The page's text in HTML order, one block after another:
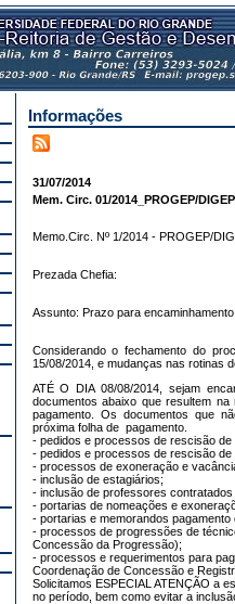
Informações
31/07/2014
Mem. Circ. 01/2014_PROGEP/DIGEP
Memo.Circ. Nº 1/2014 - PROGEP/
Prezada Chefia:
Assunto: Prazo para
Considerando o fechamento do
15/08/2014, e mudanças nas rotinas
ATÉ O DIA 08/08/2014, sejam
documentos abaixo que resultem
pagamento. Os documentos que
próxima folha de pagamento.
- pedidos e processos de rescisão
- pedidos e processos de rescisão
- processos de exoneração e
- inclusão de estagiários;
- inclusão de professores
- portarias de nomeações e
- portarias e memorandos
- processos de progressões de
Concessão da Progressão);
- processos e requerimentos para
Coordenação de Concessão e
Solicitamos ESPECIAL ATENÇÃO a
no período, bem como evitar a